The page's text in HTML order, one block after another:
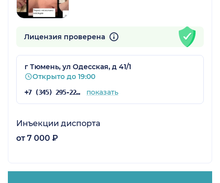
Лицензия проверена
г Тюмень, ул Одесская, д 41/1
Открыто до 19:00
+7 (345) 295-22-59 показать
Инъекции диспорта
от 7 000 ₽